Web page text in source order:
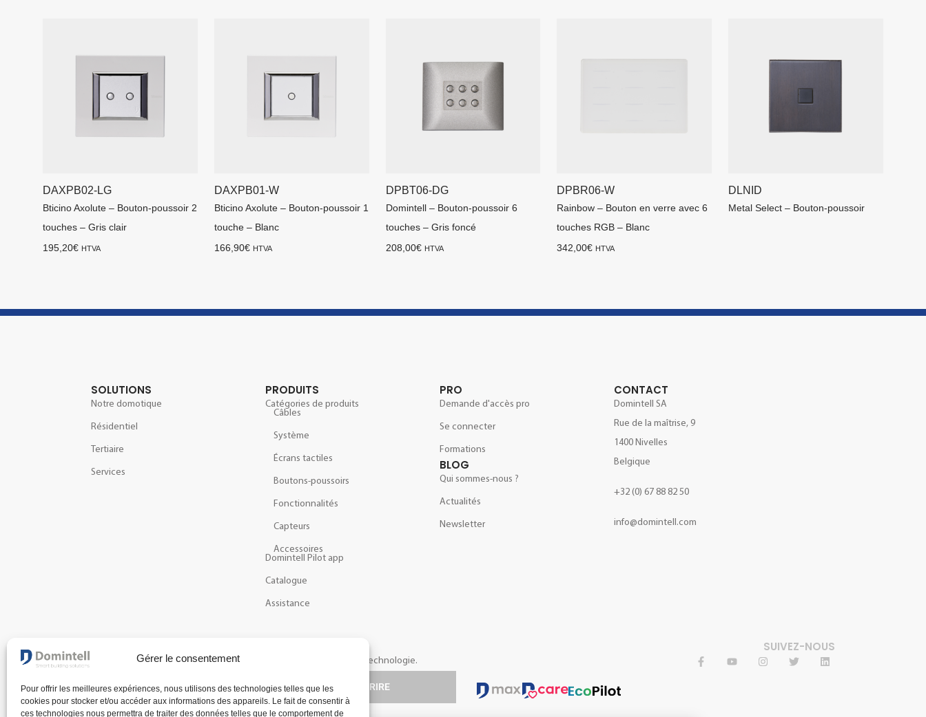
Gérer le consentement
Pour offrir les meilleures expériences, nous utilisons des technologies telles que les
cookies pour stocker et/ou accéder aux informations des appareils. Le fait de consentir à
ces technologies nous permettra de traiter des données telles que le comportement de
DAXPB02-LG
Bticino Axolute – Bouton-poussoir 2
touches – Gris clair
195,20€ HTVA
DAXPB01-W
Bticino Axolute – Bouton-poussoir 1
touche – Blanc
166,90€ HTVA
DPBT06-DG
Domintell – Bouton-poussoir 6
touches – Gris foncé
208,00€ HTVA
DPBR06-W
Rainbow – Bouton en verre avec 6
touches RGB – Blanc
342,00€ HTVA
DLNID
Metal Select – Bouton-poussoir
SOLUTIONS
Notre domotique
Résidentiel
Tertiaire
Services
PRODUITS
Catégories de produits
Câbles
Système
Écrans tactiles
Boutons-poussoirs
Fonctionnalités
Capteurs
Accessoires
Domintell Pilot app
Catalogue
Assistance
PRO
Demande d'accès pro
Se connecter
Formations
BLOG
Qui sommes-nous ?
Actualités
Newsletter
CONTACT
Domintell SA
Rue de la maîtrise, 9
1400 Nivelles
Belgique
+32 (0) 67 88 82 50
info@domintell.com
Recevez les dernières actualités et nouveautés à propos de notre technologie.
S'INSCRIRE
SUIVEZ-NOUS